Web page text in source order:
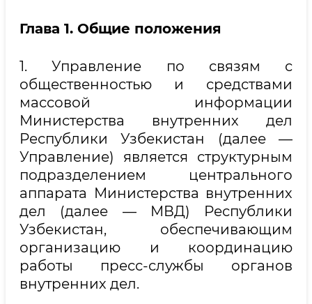
Глава 1. Общие положения
1. Управление по связям с
общественностью и средствами
массовой информации
Министерства внутренних дел
Республики Узбекистан (далее —
Управление) является структурным
подразделением центрального
аппарата Министерства внутренних
дел (далее — МВД) Республики
Узбекистан, обеспечивающим
организацию и координацию
работы пресс-службы органов
внутренних дел.